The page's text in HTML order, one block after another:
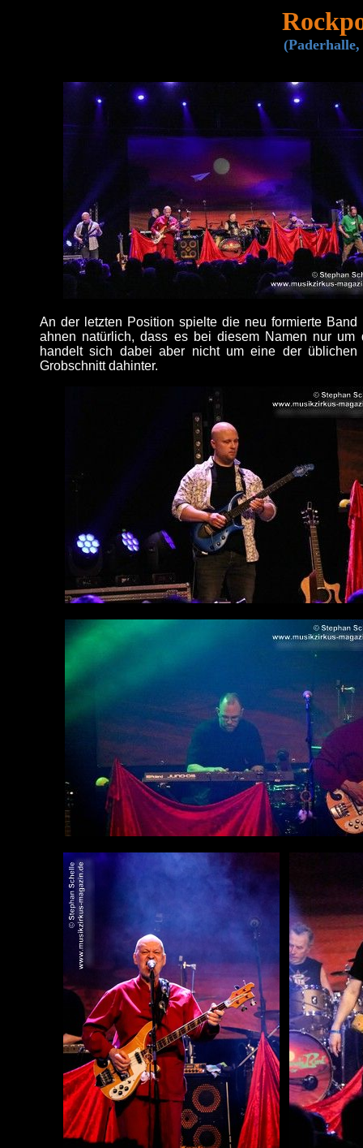
An der letzten Position spielte die neu formierte
ahnen natürlich, dass es bei diesem Namen nur
handelt sich dabei aber nicht um eine der üblichen
Grobschnitt dahinter.